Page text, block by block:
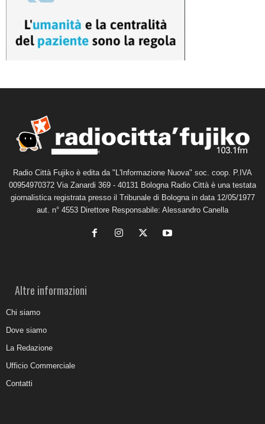
Radio Città Fujiko è edita da "L'Informazione Nuova" soc. coop. P.IVA
00954970372 Via Zanardi 369 - 40131 Bologna Radio Città è una testata
giornalistica registrata presso il Tribunale di Bologna in data 12/05/1977
aut. n° 4553 Direttore Responsabile: Alessandro Canella
Altre informazioni
Chi siamo
Dove siamo
La Redazione
Ufficio Commerciale
Contatti